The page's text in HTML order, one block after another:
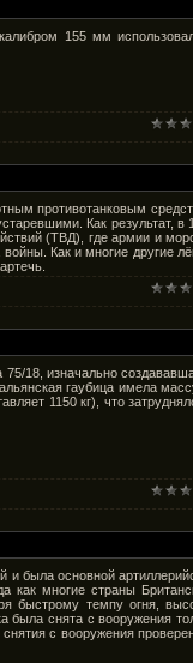
155 мм
противотанковым
Как результат, в
(ТВД), где армии и
Как и многие другие
18, изначально
гаубица имела
1150 кг), что
и была основной
как многие страны
быстрому темпу огня,
была снята с вооружения
с вооружения